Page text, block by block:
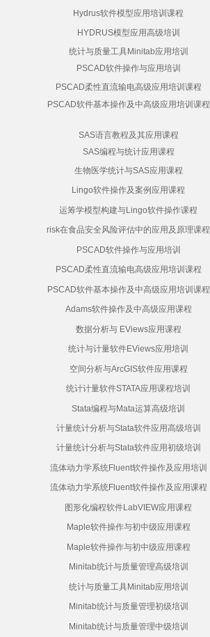
Hydrus软件模型应用培训课程
HYDRUS模型应用高级培训
统计与质量工具Minitab应用培训
PSCAD软件操作与应用培训
PSCAD柔性直流输电高级应用培训课程
PSCAD软件基本操作及中高级应用培训课程
SAS语言教程及其应用课程
SAS编程与统计应用课程
生物医学统计与SAS应用课程
Lingo软件操作及案例应用课程
运筹学模型构建与Lingo软件操作课程
risk在食品安全风险评估中的应用及原理课程
PSCAD软件操作与应用培训
PSCAD柔性直流输电高级应用培训课程
PSCAD软件基本操作及中高级应用培训课程
Adams软件操作及中高级应用课程
数据分析与 EViews应用课程
统计与计量软件EViews应用培训
空间分析与ArcGIS软件应用课程
统计计量软件STATA应用课程培训
Stata编程与Mata运算高级培训
计量统计分析与Stata软件应用高级培训
计量统计分析与Stata软件应用初级培训
流体动力学系统Fluent软件操作及应用培训
流体动力学系统Fluent软件操作及应用课程
图形化编程软件LabVIEW应用课程
Maple软件操作与初中级应用课程
Maple软件操作与初中级应用课程
Minitab统计与质量管理高级培训
统计与质量工具Minitab应用培训
Minitab统计与质量管理初级培训
Minitab统计与质量管理中级培训